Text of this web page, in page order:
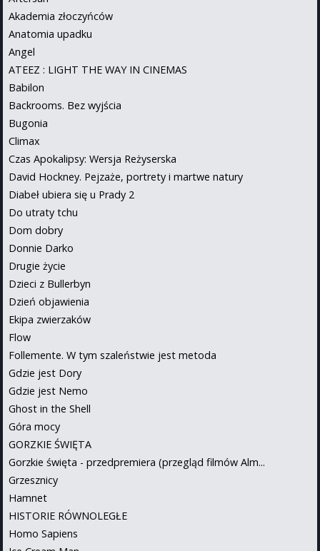
Akademia złoczyńców
Anatomia upadku
Angel
ATEEZ : LIGHT THE WAY IN CINEMAS
Babilon
Backrooms. Bez wyjścia
Bugonia
Climax
Czas Apokalipsy: Wersja Reżyserska
David Hockney. Pejzaże, portrety i martwe natury
Diabeł ubiera się u Prady 2
Do utraty tchu
Dom dobry
Donnie Darko
Drugie życie
Dzieci z Bullerbyn
Dzień objawienia
Ekipa zwierzaków
Flow
Follemente. W tym szaleństwie jest metoda
Gdzie jest Dory
Gdzie jest Nemo
Ghost in the Shell
Góra mocy
GORZKIE ŚWIĘTA
Gorzkie święta - przedpremiera (przegląd filmów Alm...
Grzesznicy
Hamnet
HISTORIE RÓWNOLEGŁE
Homo Sapiens